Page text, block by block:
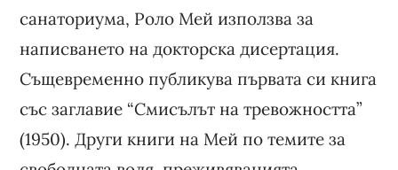
санаториума, Роло Мей използва за
написването на докторска дисертация.
Същевременно публикува първата си книга
със заглавие “Смисълът на тревожността”
(1950). Други книги на Мей по темите за